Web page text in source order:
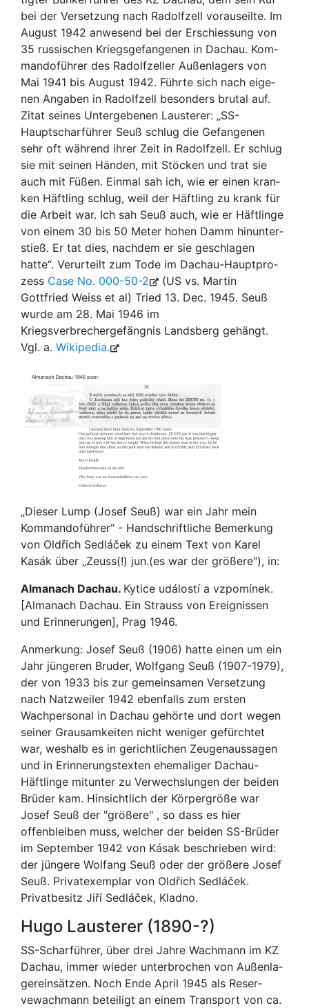
bei der Ver­set­zung nach Ra­dolf­zell vor­aus­eil­te. Im
Au­gust 1942 an­we­send bei der Er­schies­sung von
35 rus­si­schen Kriegs­ge­fan­ge­nen in Dachau. Kom­
man­dofüh­rer des Ra­dolf­zel­ler Au­ßen­la­gers von
Mai 1941 bis Au­gust 1942. Führ­te sich nach ei­ge­
nen An­ga­ben in Ra­dolf­zell be­son­ders bru­tal auf.
Zitat sei­nes Un­ter­ge­be­nen Laus­te­rer: „SS-​
Hauptschar­füh­rer Seuß schlug die Ge­fan­ge­nen
sehr oft wäh­rend ihrer Zeit in Ra­dolf­zell. Er schlug
sie mit sei­nen Hän­den, mit Stö­cken und trat sie
auch mit Füßen. Ein­mal sah ich, wie er einen kran­
ken Häft­ling schlug, weil der Häft­ling zu krank für
die Ar­beit war. Ich sah Seuß auch, wie er Häft­lin­ge
von einem 30 bis 50 Meter hohen Damm hin­un­ter­
stieß. Er tat dies, nach­dem er sie ge­schla­gen
hatte“. Ver­ur­teilt zum Tode im Dachau-​Haupt­pro­
zess Case No. 000-50-2
(US vs. Martin
Gottfried Weiss et al) Tried 13. Dec. 1945. Seuß
wurde am 28. Mai 1946 im
Kriegsverbrechergefängnis Landsberg gehängt.
Vgl. a. Wikipedia.
„Dieser Lump (Josef Seuß) war ein Jahr mein
Kommandoführer“ - Handschriftliche Bemerkung
von Oldřich Sedláček zu einem Text von Karel
Kasák über „Zeuss(!) jun.(es war der größere“), in:
Almanach Dachau. Kytice událostí a vzpomínek.
[Almanach Dachau. Ein Strauss von Ereignissen
und Erinnerungen], Prag 1946.
Anmerkung: Josef Seuß (1906) hatte einen um ein
Jahr jüngeren Bruder, Wolfgang Seuß (1907-1979),
der von 1933 bis zur gemeinsamen Versetzung
nach Natzweiler 1942 ebenfalls zum ersten
Wachpersonal in Dachau gehörte und dort wegen
seiner Grausamkeiten nicht weniger gefürchtet
war, weshalb es in gerichtlichen Zeugenaussagen
und in Erinnerungstexten ehemaliger Dachau-
Häftlinge mitunter zu Verwechslungen der beiden
Brüder kam. Hinsichtlich der Körpergröße war
Josef Seuß der "größere" , so dass es hier
offenbleiben muss, welcher der beiden SS-Brüder
im September 1942 von Kásak beschrieben wird:
der jüngere Wolfang Seuß oder der größere Josef
Seuß. Privatexemplar von Oldřich Sedláček.
Privatbesitz Jiří Sedláček, Kladno.
Hugo Laus­te­rer (1890-?)
SS-​Schar­füh­rer, über drei Jahre Wach­mann im KZ
Dachau, immer wie­der un­ter­bro­chen von Außen­la­
ger­ein­sät­zen. Noch Ende April 1945 als Re­ser­
vewach­mann be­tei­ligt an einem Trans­port von ca.